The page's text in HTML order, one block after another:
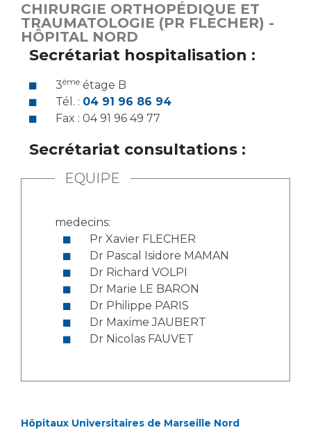
CHIRURGIE ORTHOPÉDIQUE ET
TRAUMATOLOGIE (PR FLECHER) -
HÔPITAL NORD
Secrétariat hospitalisation :
3ème étage B
Tél. : 04 91 96 86 94
Fax : 04 91 96 49 77
Secrétariat consultations :
EQUIPE
medecins:
Pr Xavier FLECHER
Dr Pascal Isidore MAMAN
Dr Richard VOLPI
Dr Marie LE BARON
Dr Philippe PARIS
Dr Maxime JAUBERT
Dr Nicolas FAUVET
Hôpitaux Universitaires de Marseille Nord